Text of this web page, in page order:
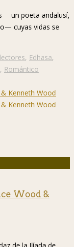
—un poeta andalusí,
cuyas vidas se
, Edhasa,
, Romántico
Wood &